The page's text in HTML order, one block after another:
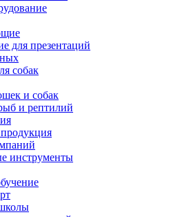
для презентаций
собак
и собак
и рептилий
инструменты